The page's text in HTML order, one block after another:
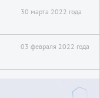
30 марта 2022 года
03 февраля 2022 года